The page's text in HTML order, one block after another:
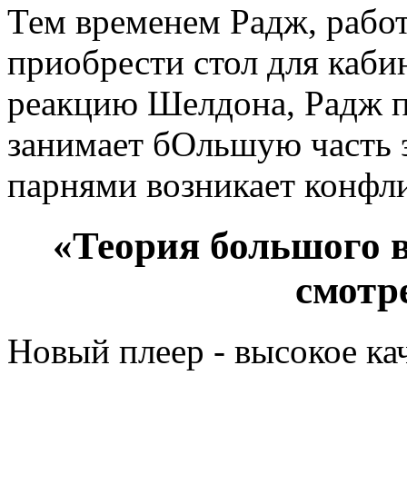
Тем временем Радж,
приобрести стол для
реакцию Шелдона, Радж
занимает бОльшую часть
парнями возникает
«Теория большого
Новый плеер - высокое